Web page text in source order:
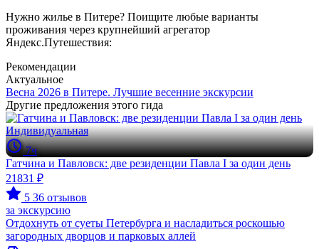
Нужно жилье в Питере? Поищите любые варианты
проживания через крупнейший агрегатор
Яндекс.Путешествия:
Рекомендации
Актуальное
Весна 2026 в Питере. Лучшие весенние экскурсии
Другие предложения этого гида
Индивидуальная
7ч
Гатчина и Павловск: две резиденции Павла I за один день
21831 ₽
5 36 отзывов
за экскурсию
Отдохнуть от суеты Петербурга и насладиться роскошью
загородных дворцов и парковых аллей